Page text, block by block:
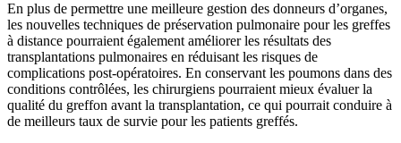
En plus de permettre une meilleure gestion des donneurs d’organes,
les nouvelles techniques de préservation pulmonaire pour les greffes
à distance pourraient également améliorer les résultats des
transplantations pulmonaires en réduisant les risques de
complications post-opératoires. En conservant les poumons dans des
conditions contrôlées, les chirurgiens pourraient mieux évaluer la
qualité du greffon avant la transplantation, ce qui pourrait conduire à
de meilleurs taux de survie pour les patients greffés.